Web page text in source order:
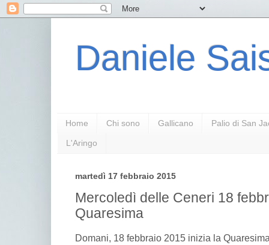
Daniele
Home Chi sono Gallicano Palio di San
L'Aringo
martedì 17 febbraio 2015
Mercoledì delle Ceneri 18
Quaresima
Domani, 18 febbraio 2015 inizia la